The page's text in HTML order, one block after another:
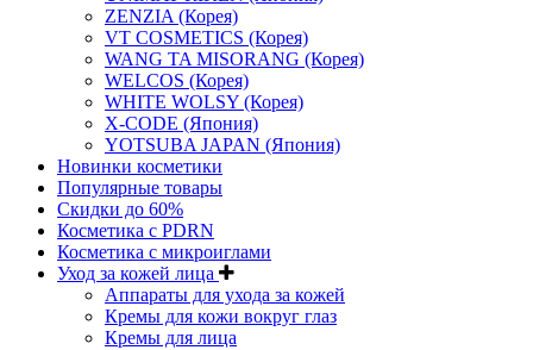
ZENZIA (Корея)
VT COSMETICS (Корея)
WANG TA MISORANG (Корея)
WELCOS (Корея)
WHITE WOLSY (Корея)
X-CODE (Япония)
YOTSUBA JAPAN (Япония)
Новинки косметики
Популярные товары
Скидки до 60%
Косметика с PDRN
Косметика с микроиглами
Уход за кожей лица
Аппараты для ухода за кожей
Кремы для кожи вокруг глаз
Кремы для лица